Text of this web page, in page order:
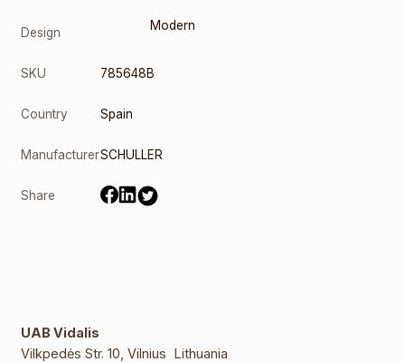
Design Modern
SKU 785648B
Country Spain
ManufacturerSCHULLER
Share
UAB Vidalis
Vilkpedės Str. 10, Vilnius Lithuania